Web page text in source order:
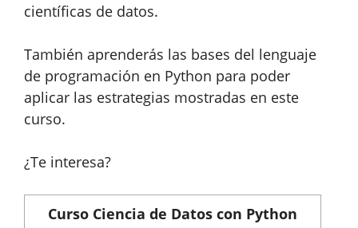
científicas de datos.
También aprenderás las bases del lenguaje
de programación en Python para poder
aplicar las estrategias mostradas en este
curso.
¿Te interesa?
Curso Ciencia de Datos con Python